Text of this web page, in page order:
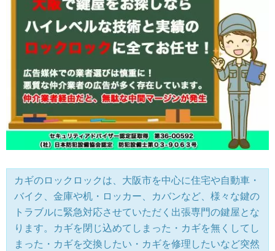
カギのロックロックは、大阪市を中心に住宅や自動車・
バイク、金庫や机・ロッカー、カバンなど、様々な鍵の
トラブルに緊急対応させていただく出張専門の鍵屋とな
ります。カギを閉じ込めてしまった・カギを無くしてし
まった・カギを交換したい・カギを修理したいなど突然